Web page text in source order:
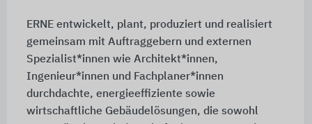
ERNE entwickelt, plant, produziert und realisiert
gemeinsam mit Auftraggebern und externen
Spezialist*innen wie Architekt*innen,
Ingenieur*innen und Fachplaner*innen
durchdachte, energieeffiziente sowie
wirtschaftliche Gebäudelösungen, die sowohl